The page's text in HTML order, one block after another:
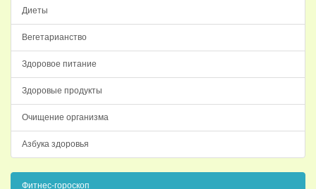
Диеты
Вегетарианство
Здоровое питание
Здоровые продукты
Очищение организма
Азбука здоровья
Фитнес-гороскоп